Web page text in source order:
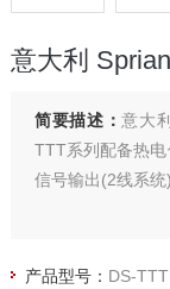
意大利
简要描述：意大
TTT系列配备热
信号输出(2线系统)
产品型号： DS-TTT